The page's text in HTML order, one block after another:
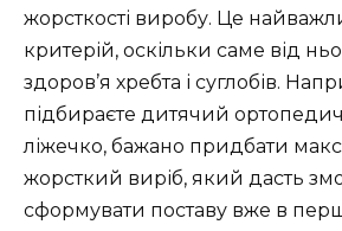
жорсткості виробу. Це
критерій, оскільки саме від
здоров’я хребта і суглобів.
підбираєте дитячий
ліжечко, бажано придбати
жорсткий виріб, який дасть
сформувати поставу вже в